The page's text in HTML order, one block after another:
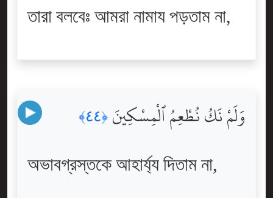
তারা বলবেঃ আমরা নামায পড়তাম না,
وَلَمْ نَكُ نُطْعِمُ ٱلْمِسْكِينَ ﴿٤٤﴾
অভাবগ্রস্তকে আহার্য্য দিতাম না,